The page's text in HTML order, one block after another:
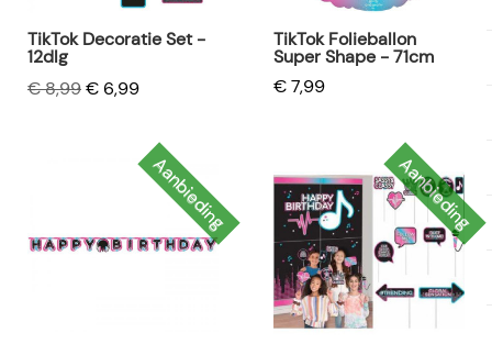
TikTok Decoratie Set -
12dlg
€ 8,99€ 6,99
TikTok Folieballon
Super Shape - 71cm
€ 7,99
Aanbieding Aanbieding